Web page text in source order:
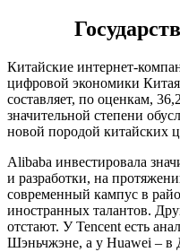
Китайские интернет-
цифровой экономики
составляет, по оценкам,
значительной степени
новой породой китайских
Alibaba инвестировала
и разработки, на
современный кампус в
иностранных талантов.
отстают. У Tencent есть
Шэньчжэне, а у Huawei – в